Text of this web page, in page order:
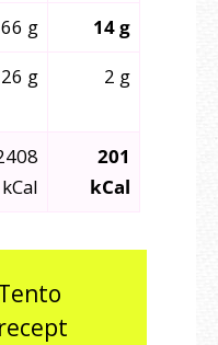
g
14 g
26 g 2 g
kCal
201
kCal
recept